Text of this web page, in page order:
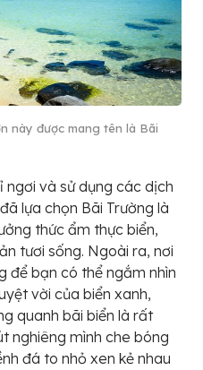
này được mang tên là Bãi
ngơi và sử dụng các dịch
lựa chọn Bãi Trường là
thức ẩm thực biển,
tươi sống. Ngoài ra, nơi
để bạn có thể ngắm nhìn
vời của biển xanh,
quanh bãi biển là rất
nghiêng mình che bóng
đá to nhỏ xen kẻ nhau